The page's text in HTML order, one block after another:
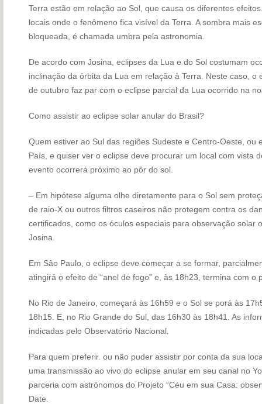
Terra estão em relação ao Sol, que causa os diferentes
locais onde o fenômeno fica visível da Terra. A sombra mais
bloqueada, é chamada umbra pela astronomia.
De acordo com Josina, eclipses da Lua e do Sol costumam
inclinação da órbita da Lua em relação à Terra. Neste caso,
de outubro faz par com o eclipse parcial da Lua ocorrido na
Como assistir ao eclipse solar anular do Brasil?
Quem estiver ao Sul das regiões Sudeste e Centro-Oeste, ou
País, e quiser ver o eclipse deve procurar um local com vista
evento ocorrerá próximo ao pôr do sol.
– Em hipótese alguma olhe diretamente para o Sol sem
de raio-X ou outros filtros caseiros não protegem contra os
certificados, como os óculos especiais para observação solar
Josina.
Em São Paulo, o eclipse deve começar a se formar,
atingirá o efeito de “anel de fogo” e, às 18h23, termina com o
No Rio de Janeiro, começará às 16h59 e o Sol se porá às
18h15. E, no Rio Grande do Sul, das 16h30 às 18h41. As
indicadas pelo Observatório Nacional.
Para quem preferir. ou não puder assistir por conta da sua
uma transmissão ao vivo do eclipse anular em seu canal no
parceria com astrônomos do Projeto “Céu em sua Casa:
Date.